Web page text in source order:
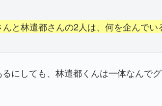
と林遣都さんの2人は、何を企んでい
にしても、林遣都くんは一体なんで